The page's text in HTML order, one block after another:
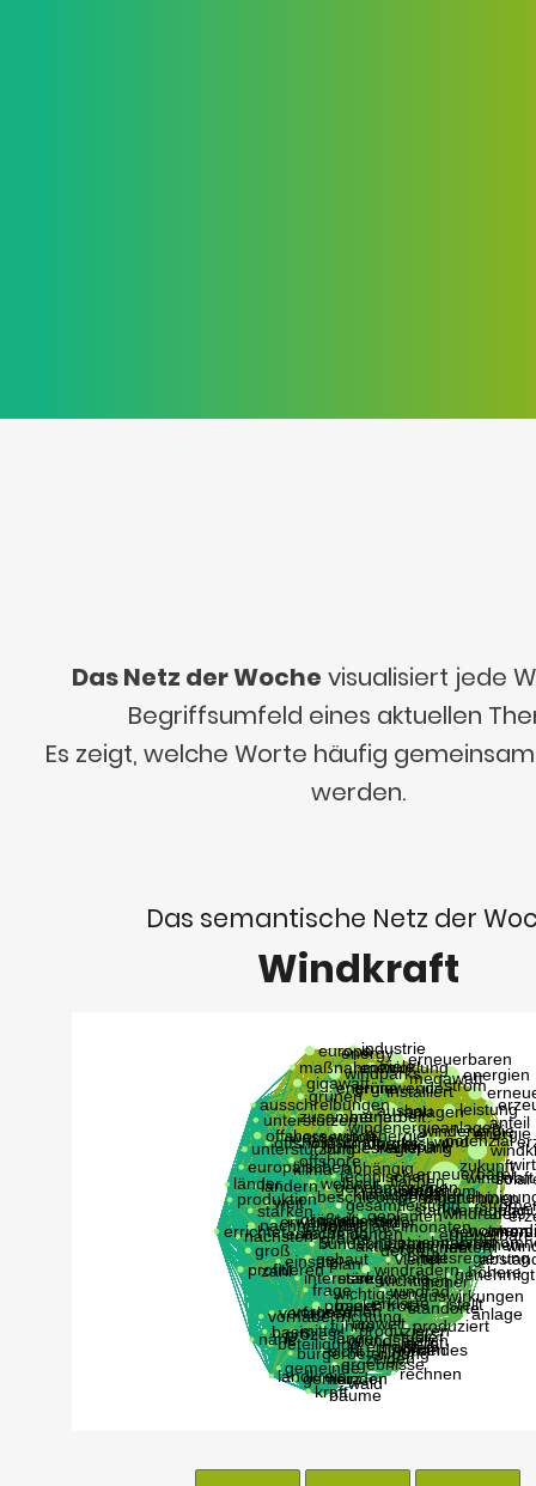
Das Netz der Woche visualisiert jede
Begriffsumfeld eines aktuellen
Es zeigt, welche Worte häufig
werden.
Das semantische Netz der
Windkraft